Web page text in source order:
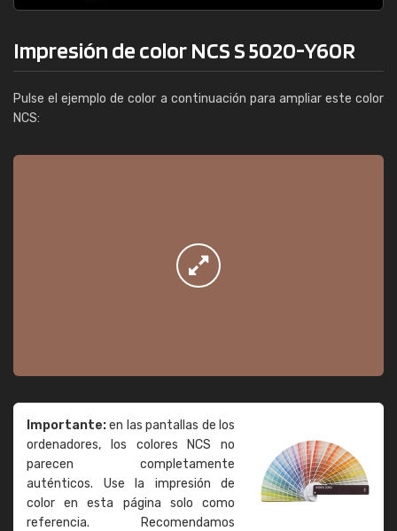
Impresión de color NCS S 5020-Y60R
Pulse el ejemplo de color a continuación para ampliar este color
NCS:
Importante:en las pantallas de los
ordenadores, los colores NCS no
parecen completamente
auténticos. Use la impresión de
color en esta página solo como
referencia. Recomendamos